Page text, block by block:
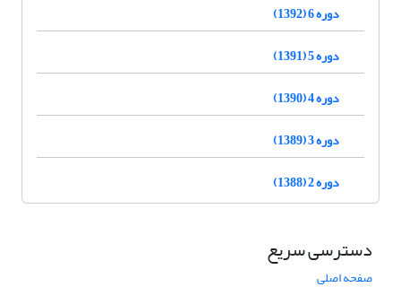
دوره 6 (1392)
دوره 5 (1391)
دوره 4 (1390)
دوره 3 (1389)
دوره 2 (1388)
دسترسی سریع
صفحه اصلی